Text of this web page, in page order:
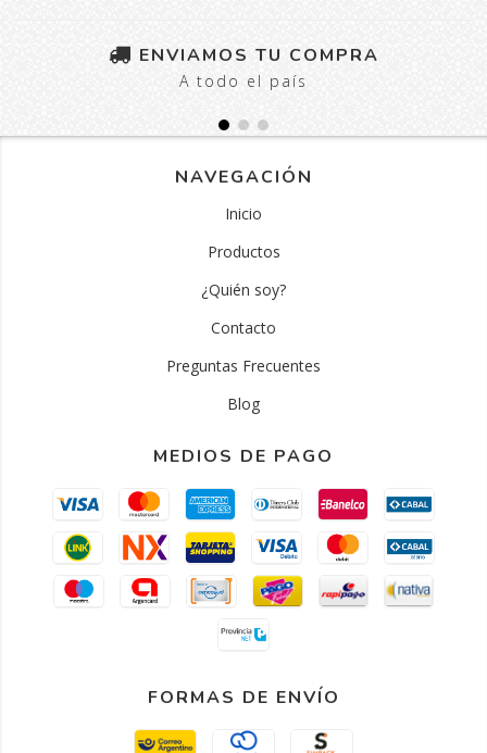
ENVIAMOS TU COMPRA
A todo el país
NAVEGACIÓN
Inicio
Productos
¿Quién soy?
Contacto
Preguntas Frecuentes
Blog
MEDIOS DE PAGO
FORMAS DE ENVÍO